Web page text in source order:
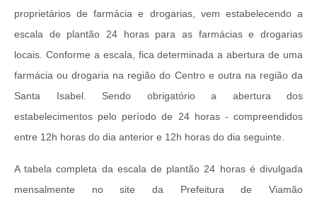
proprietários de farmácia e drogarias, vem estabelecendo a
escala de plantão 24 horas para as farmácias e drogarias
locais. Conforme a escala, fica determinada a abertura de uma
farmácia ou drogaria na região do Centro e outra na região da
Santa Isabel. Sendo obrigatório a abertura dos
estabelecimentos pelo período de 24 horas - compreendidos
entre 12h horas do dia anterior e 12h horas do dia seguinte.
A tabela completa da escala de plantão 24 horas é divulgada
mensalmente no site da Prefeitura de Viamão